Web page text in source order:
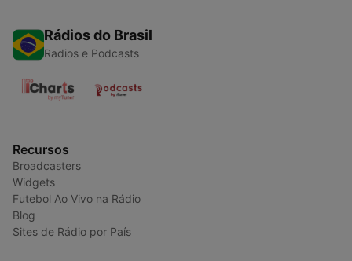
Rádios do Brasil
Radios e Podcasts
Recursos
Broadcasters
Widgets
Futebol Ao Vivo na Rádio
Blog
Sites de Rádio por País